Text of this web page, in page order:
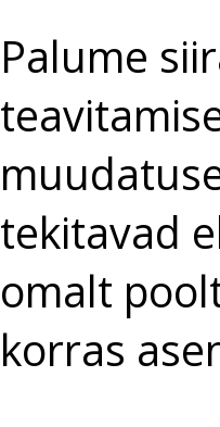
Palume
tekitavad
omalt
korras